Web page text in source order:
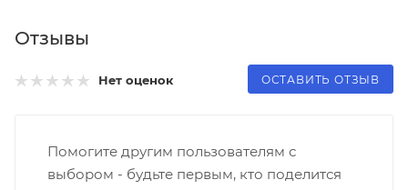
Отзывы
Нет оценок ОСТАВИТЬ ОТЗЫВ
Помогите другим пользователям с
выбором - будьте первым, кто поделится